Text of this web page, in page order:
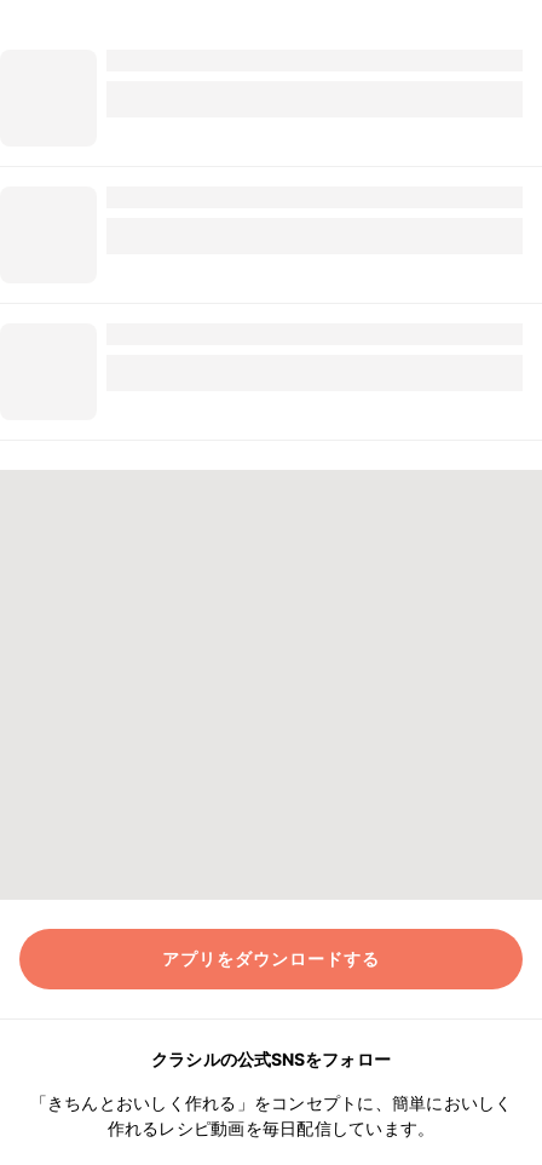
アプリをダウンロードする
クラシルの公式SNSをフォロー
「きちんとおいしく作れる」をコンセプトに、簡単においしく
作れるレシピ動画を毎日配信しています。